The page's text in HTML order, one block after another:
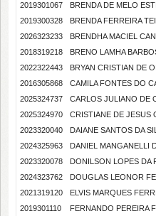
2019301067
BRENDA DE MELO
2019300328
BRENDA FERREIRA
2026323233
BRENDHA MACIEL
2018319218
BRENO LAMHA
2022322443
BRYAN CRISTIAN DE
2016305868
CAMILA FONTES DO
2025324737
CARLOS JULIANO DE
2025324970
CRISTIANE DE JESUS
2023320040
DAIANE SANTOS DA
2024325963
DANIEL MANGANELLI
2023320078
DONILSON LOPES DA
2024323762
DOUGLAS LEONOR
2021319120
ELVIS MARQUES
2019301110
FERNANDO PEREIRA